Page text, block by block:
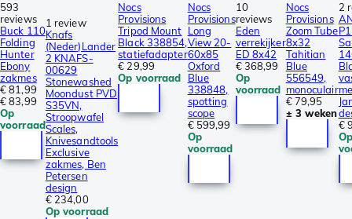
593
reviews
Buck 110
Folding
Hunter
Ebony
zakmes
€ 81,99
€ 83,99
Op
voorraad
1 review
Knafs
(Neder)Lander
2 KNAFS-
00629
Stonewashed
Moondust PVD
S35VN,
Stroopwafel
Scales,
Knivesandtools
Exclusive
zakmes, Ben
Petersen
design
€ 234,00
Op voorraad
Nocs
Provisions
Tripod Mount
Black 338854,
statiefadapter
€ 29,99
Op voorraad
Nocs
Provisions
Long
View 20-
60x85
Oxford
Blue
338848,
spotting
scope
€ 599,99
Op
voorraad
10
reviews
Eden
verrekijker
ED 8x42
€ 368,99
Op
voorraad
Nocs
Provisions
Zoom Tube
8x32
Tahitian
Blue
556549,
monoculair
€ 79,95
± 3 weken
2
€
Op